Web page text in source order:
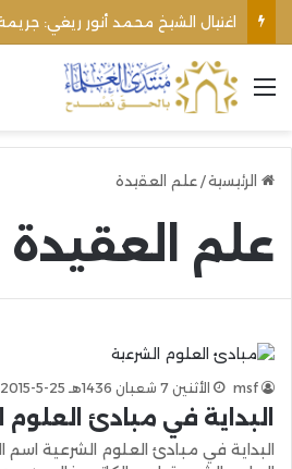
القائمة
الرئيسية/ علم العقيدة
علم العقيدة
msf الأثنين 7 شعبان 1436هـ 25-5-2015م
البداية في مبادئ العلوم
البداية في مبادئ العلوم الشرعية اسم